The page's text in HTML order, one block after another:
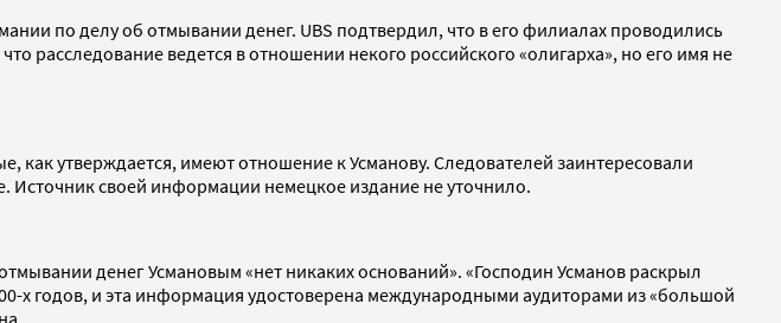
по делу об отмывании денег. UBS подтвердил, что в его филиалах проводились
расследование ведется в отношении некого российского «олигарха», но его имя не
как утверждается, имеют отношение к Усманову. Следователей заинтересовали
Источник своей информации немецкое издание не уточнило.
денег Усмановым «нет никаких оснований». «Господин Усманов раскрыл
х годов, и эта информация удостоверена международными аудиторами из «большой